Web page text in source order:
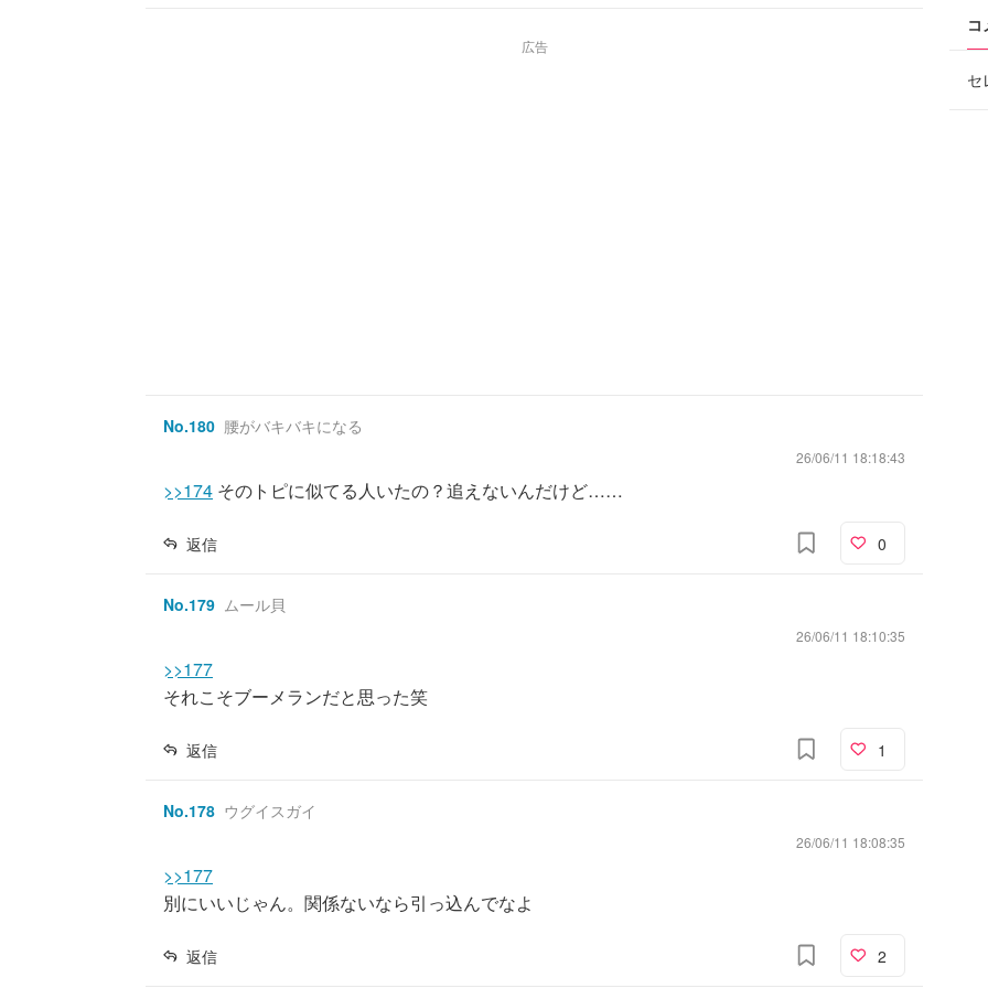
広告
No.180 腰がバキバキになる
26/06/11 18:18:43
>>174 そのトピに似てる人いたの？追えないんだけど……
返信 0
No.179 ムール貝
26/06/11 18:10:35
>>177
それこそブーメランだと思った笑
返信 1
No.178 ウグイスガイ
26/06/11 18:08:35
>>177
別にいいじゃん。関係ないなら引っ込んでなよ
返信 2
セ